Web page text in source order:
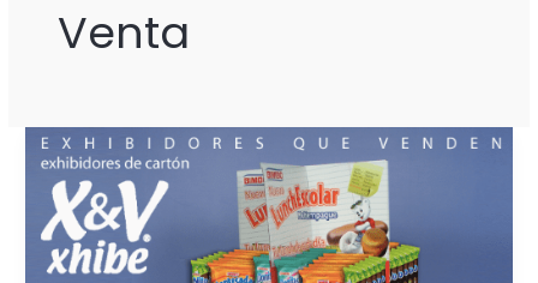
Venta
CICLO
DE
VENTA
DE
UN